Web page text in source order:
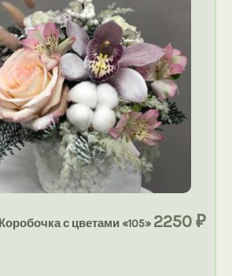
Коробочка с цветами «105» 2250₽